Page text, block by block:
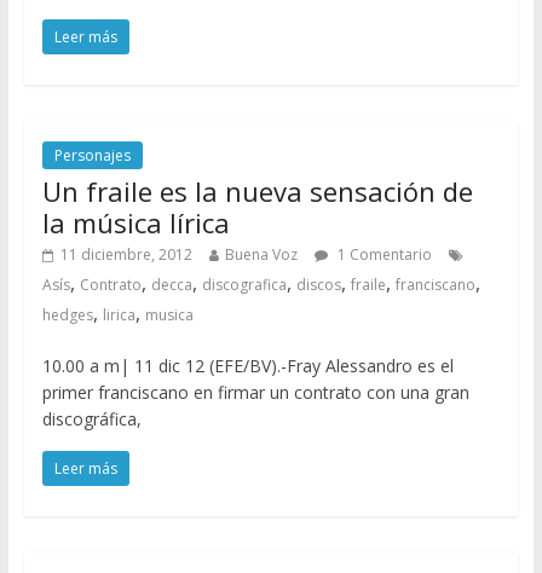
Leer más
Personajes
Un fraile es la nueva sensación de
la música lírica
11 diciembre, 2012 Buena Voz
1 Comentario
Asís, Contrato, decca, discografica, discos, fraile, franciscano,
hedges, lirica, musica
10.00 a m| 11 dic 12 (EFE/BV).-Fray Alessandro es el
primer franciscano en firmar un contrato con una gran
discográfica,
Leer más